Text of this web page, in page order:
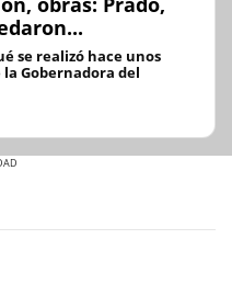
se realizó hace unos
la Gobernadora del